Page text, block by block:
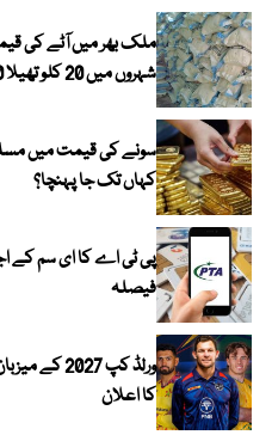
ملک بھر میں آٹے کی
شہروں میں 20 کلو تھیلا 100 روپے تک مہنگا
سونے کی قیمت میں
کہاں تک جا پہنچا؟
پی ٹی اے کا ای سم کے
فیصلہ
ورلڈ کپ
کا اعلان